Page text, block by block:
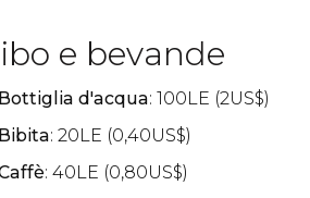
e bevande
Bottiglia d'acqua: 100LE (2US$)
Bibita: 20LE (0,40US$)
: 40LE (0,80US$)